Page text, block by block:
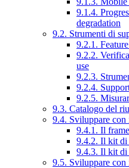
9.1.4.
degradation
9.2. Strumenti di
9.2.1.
9.2.2.
use
9.2.3.
9.2.4.
9.2.5.
9.3. Catalogo del
9.4. Sviluppare con
9.4.1. Il
9.4.2. Il kit di
9.4.3. Il kit
9.5. Sviluppare